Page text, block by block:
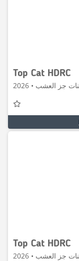
Top Cat HDRC
Top Cat HDRC